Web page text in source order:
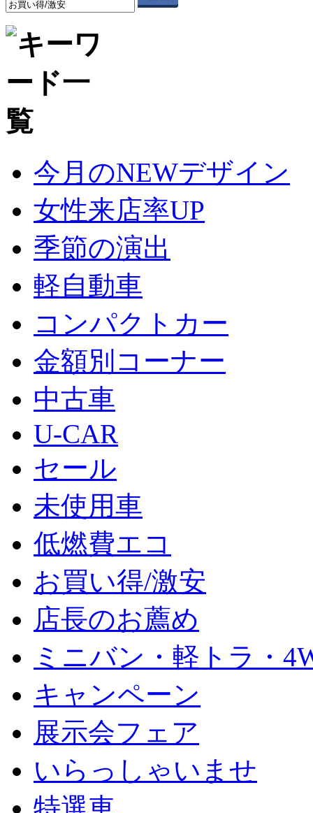
今月のNEWデザイン
女性来店率UP
季節の演出
軽自動車
コンパクトカー
金額別コーナー
中古車
U-CAR
セール
未使用車
低燃費エコ
お買い得/激安
店長のお薦め
ミニバン・軽トラ・
キャンペーン
展示会フェア
いらっしゃいませ